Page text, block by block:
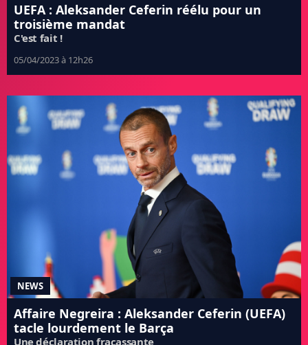
UEFA : Aleksander Ceferin réélu pour un
troisième mandat
C'est fait !
05/04/2023 à 12h26
NEWS
Affaire Negreira : Aleksander Ceferin (UEFA)
tacle lourdement le Barça
Une déclaration fracassante